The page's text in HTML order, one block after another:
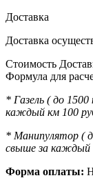
Доставка
Доставка
Стоимость
Формула для
* Газель ( до
каждый км 100
* Манипулятор (
свыше за каждый
Форма оплаты: